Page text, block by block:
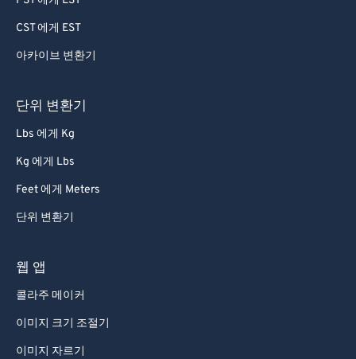
CST 에게 EST
아카이브 변환기
단위 변환기
Lbs 에게 Kg
Kg 에게 Lbs
Feet 에게 Meters
단위 변환기
웹 앱
콜라주 메이커
이미지 크기 조절기
이미지 자르기